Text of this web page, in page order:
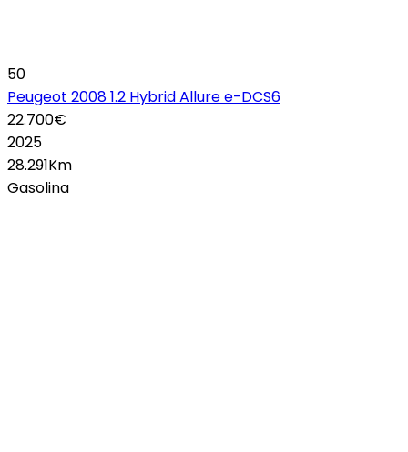
50
Peugeot 2008 1.2 Hybrid Allure e-DCS6
22.700€
2025
28.291Km
Gasolina